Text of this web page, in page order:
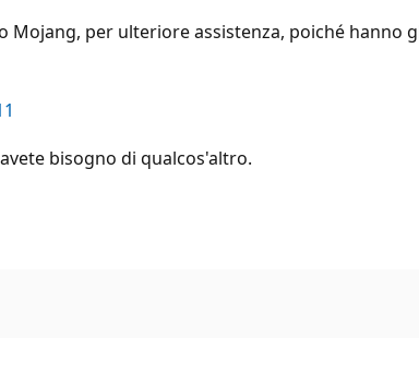
per ulteriore assistenza, poiché hanno
bisogno di qualcos'altro.